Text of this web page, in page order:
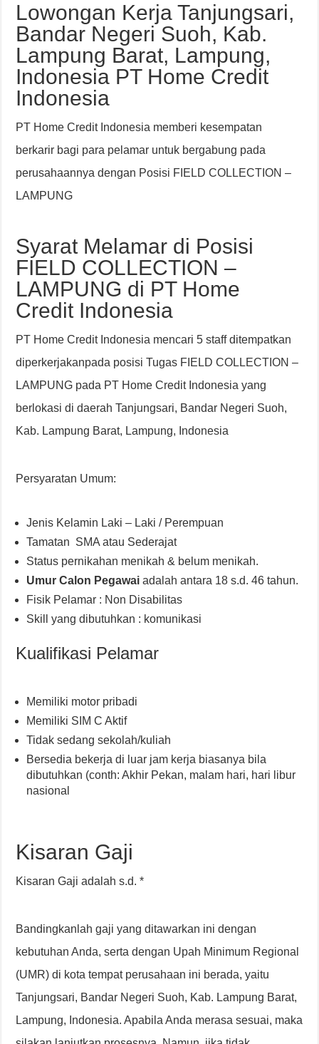
Lowongan Kerja Tanjungsari,
Bandar Negeri Suoh, Kab.
Lampung Barat, Lampung,
Indonesia PT Home Credit
Indonesia
PT Home Credit Indonesia memberi kesempatan
berkarir bagi para pelamar untuk bergabung pada
perusahaannya dengan Posisi FIELD COLLECTION –
LAMPUNG
Syarat Melamar di Posisi
FIELD COLLECTION –
LAMPUNG di PT Home
Credit Indonesia
PT Home Credit Indonesia mencari 5 staff ditempatkan
diperkerjakanpada posisi Tugas FIELD COLLECTION –
LAMPUNG pada PT Home Credit Indonesia yang
berlokasi di daerah Tanjungsari, Bandar Negeri Suoh,
Kab. Lampung Barat, Lampung, Indonesia
Persyaratan Umum:
Jenis Kelamin Laki – Laki / Perempuan
Tamatan SMA atau Sederajat
Status pernikahan menikah & belum menikah.
Umur Calon Pegawaiadalah antara 18 s.d. 46 tahun.
Fisik Pelamar : Non Disabilitas
Skill yang dibutuhkan : komunikasi
Kualifikasi Pelamar
Memiliki motor pribadi
Memiliki SIM C Aktif
Tidak sedang sekolah/kuliah
Bersedia bekerja di luar jam kerja biasanya bila
dibutuhkan (conth: Akhir Pekan, malam hari, hari libur
nasional
Kisaran Gaji
Kisaran Gaji adalah s.d. *
Bandingkanlah gaji yang ditawarkan ini dengan
kebutuhan Anda, serta dengan Upah Minimum Regional
(UMR) di kota tempat perusahaan ini berada, yaitu
Tanjungsari, Bandar Negeri Suoh, Kab. Lampung Barat,
Lampung, Indonesia. Apabila Anda merasa sesuai, maka